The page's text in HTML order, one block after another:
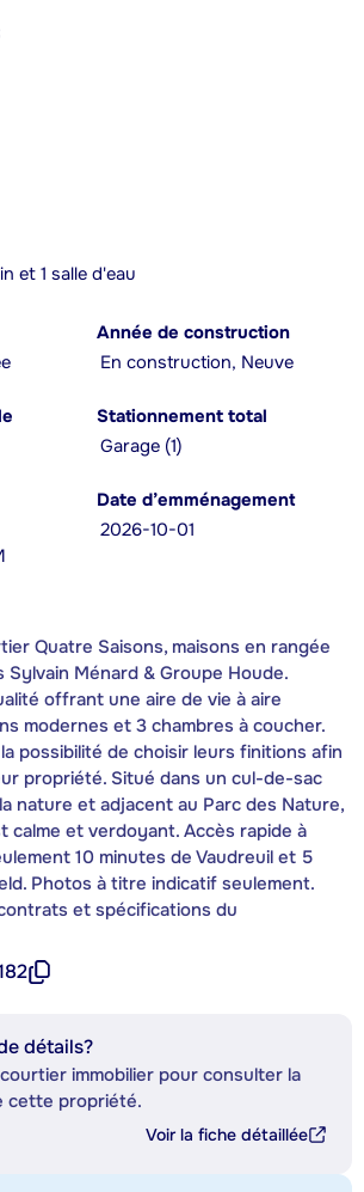
et 1 salle d'eau
Année de construction
En construction, Neuve
Stationnement total
Garage (1)
Date d’emménagement
2026-10-01
Quatre Saisons, maisons en rangée
Sylvain Ménard & Groupe Houde.
offrant une aire de vie à aire
modernes et 3 chambres à coucher.
possibilité de choisir leurs finitions afin
propriété. Situé dans un cul-de-sac
nature et adjacent au Parc des Nature,
calme et verdoyant. Accès rapide à
10 minutes de Vaudreuil et 5
Photos à titre indicatif seulement.
et spécifications du
détails?
immobilier pour consulter la
cette propriété.
Voir la fiche détaillée